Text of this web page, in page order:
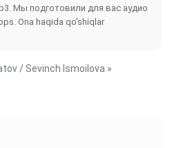
Мы подготовили для вас аудио
Ona haqida qo'shiqlar
/ Sevinch Ismoilova »